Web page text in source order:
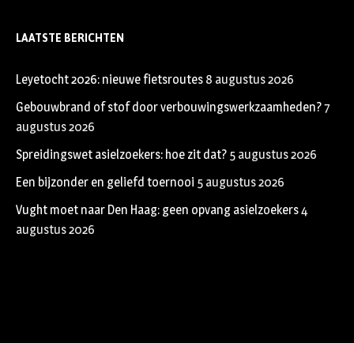
LAATSTE BERICHTEN
Leyetocht 2026: nieuwe fietsroutes 8 augustus 2026
Gebouwbrand of stof door verbouwingswerkzaamheden?7
augustus 2026
Spreidingswet asielzoekers: hoe zit dat? 5 augustus 2026
Een bijzonder en geliefd toernooi 5 augustus 2026
Vught moet naar Den Haag: geen opvang asielzoekers4
augustus 2026